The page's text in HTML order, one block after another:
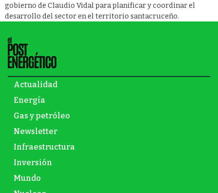
gobierno de Claudio Vidal para planificar y coordinar el
desarrollo del sector en el territorio santacruceño.
Actualidad
Energía
Gas y petróleo
Newsletter
Infraestructura
Inversión
Mundo